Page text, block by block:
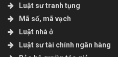
Luật sư tranh tụng
Mã số, mã vạch
Luật nhà ở
Luật sư tài chính ngân hàng